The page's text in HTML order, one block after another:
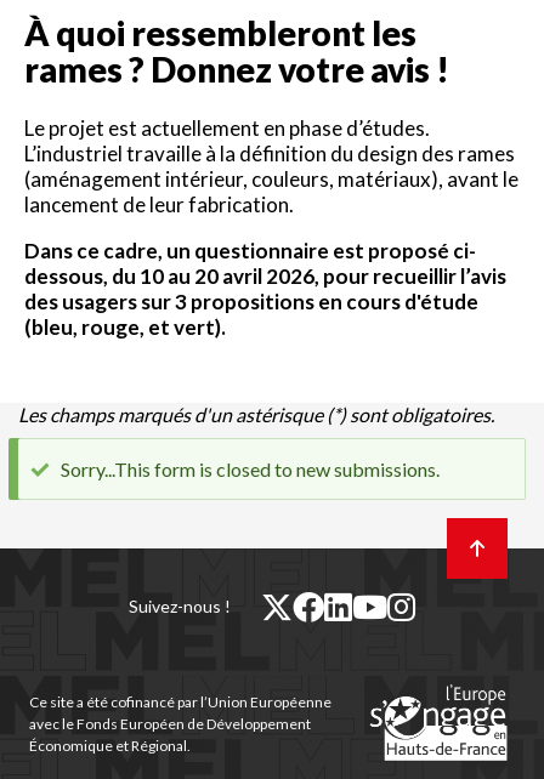
À quoi ressembleront les
rames ? Donnez votre avis !
Le projet est actuellement en phase d’études.
L’industriel travaille à la définition du design des rames
(aménagement intérieur, couleurs, matériaux), avant le
lancement de leur fabrication.
Dans ce cadre, un questionnaire est proposé ci-
dessous, du 10 au 20 avril 2026, pour recueillir l’avis
des usagers sur 3 propositions en cours d'étude
(bleu, rouge, et vert).
Les champs marqués d'un astérisque (*) sont obligatoires.
Message
Sorry...This form is closed to new submissions.
Suivez-nous !
twitter
facebook
linkedin
fenêtre)
youtube
fenêtre)
instagram
fenêtre)
Ce site a été cofinancé par l’Union Européenne
avec le Fonds Européen de Développement
Économique et Régional.
en
haut